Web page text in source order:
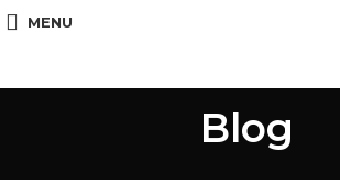
MENU
Blog